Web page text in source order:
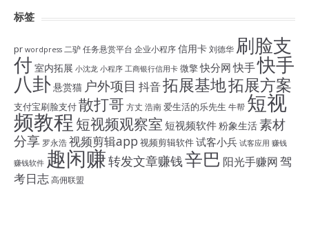
标签
pr wordpress 二驴任务悬赏平台 企业小程序信用卡刘德华 刷脸支
付 室内拓展 小沈龙 小程序 工商银行信用卡 微擎快分网 快手快手
八卦悬赏猫 户外项目 抖音拓展基地拓展方案
支付宝刷脸支付散打哥 方丈 浩南爱生活的乐先生 牛帮 短视
频教程 短视频观察室 短视频软件粉象生活素材
分享 罗永浩视频剪辑app 视频剪辑软件试客小兵 试客应用 赚钱
赚钱软件 趣闲赚转发文章赚钱辛巴 阳光手赚网驾
考日志高佣联盟